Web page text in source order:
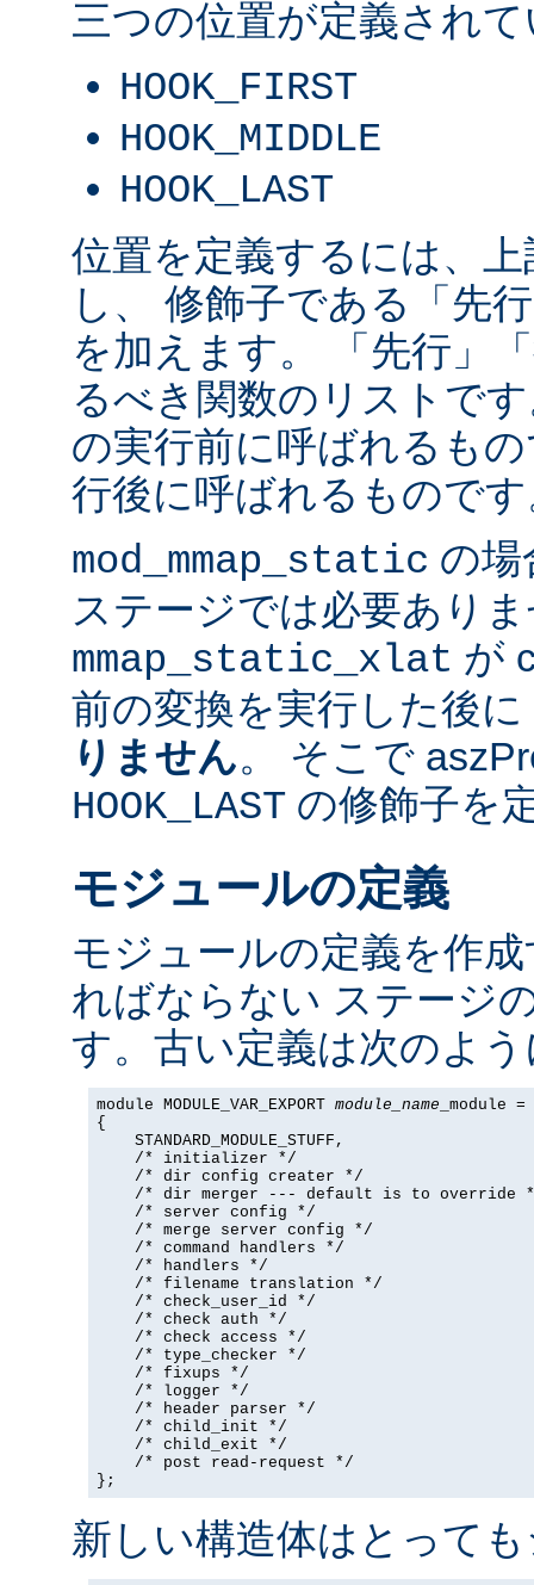
三つの位置が定義され
HOOK_FIRST
HOOK_MIDDLE
HOOK_LAST
位置を定義するには、
し、 修飾子である「先
を加えます。 「先行」
るべき関数のリストで
の実行前に呼ばれるも
行後に呼ばれるもので
mod_mmap_static の場
ステージでは必要あり
mmap_static_xlat が
前の変換を実行した後に
りません。 そこで
HOOK_LAST の修飾子を
モジュールの定義
モジュールの定義を作
ればならない ステージ
す。古い定義は次のよ
module MODULE_VAR_EXPORT module_name _module =
{
    STANDARD_MODULE_STUFF,
    /* initializer */
    /* dir config creater */
/* dir merger --- default is to override
    /* server config */
    /* merge server config */
    /* command handlers */
    /* handlers */
    /* filename translation */
    /* check_user_id */
    /* check auth */
    /* check access */
    /* type_checker */
    /* fixups */
    /* logger */
    /* header parser */
    /* child_init */
    /* child_exit */
    /* post read-request */
};
新しい構造体はとって